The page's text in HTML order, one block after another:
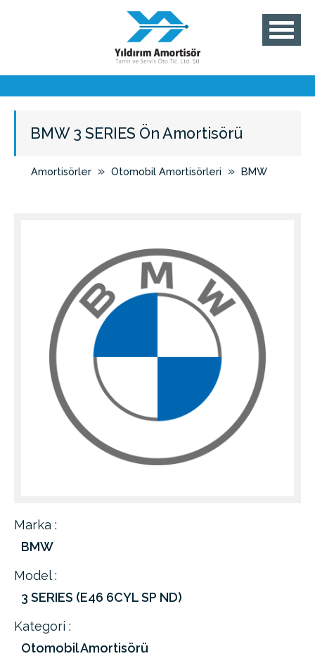
BMW 3 SERIES Ön Amortisörü
Amortisörler » Otomobil Amortisörleri » BMW
Marka :
BMW
Model :
3 SERIES (E46 6CYL SP ND)
Kategori :
Otomobil Amortisörü